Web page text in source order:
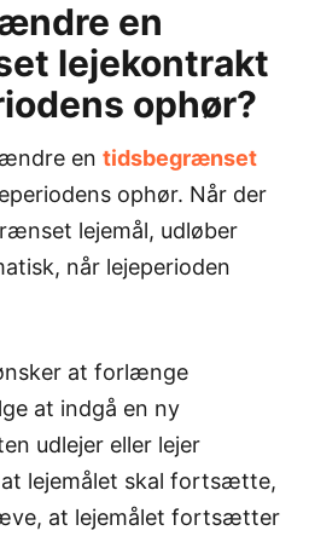
en
lejekontrakt
ophør?
en tidsbegrænset
ophør. Når der
lejemål, udløber
når lejeperioden
at forlænge
at indgå en ny
udlejer eller lejer
lejemålet skal fortsætte,
at lejemålet fortsætter